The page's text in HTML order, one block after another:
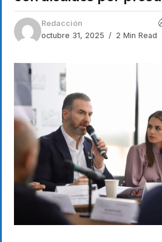
Redacción
octubre 31, 2025
2 Min Read